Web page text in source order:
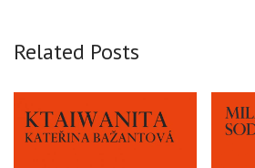
Related Posts